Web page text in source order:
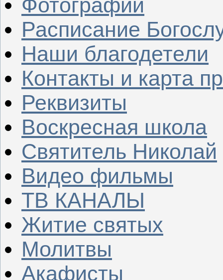
Фотографии
Расписание
Наши благодетели
Контакты и карта
Реквизиты
Воскресная школа
Святитель Николай
Видео фильмы
ТВ КАНАЛЫ
Житие святых
Молитвы
Акафисты